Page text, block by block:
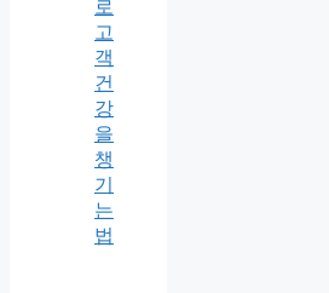
로
고
객
건
강
을
챙
기
는
법